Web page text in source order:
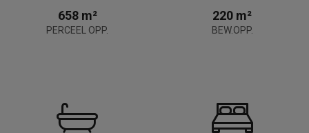
658 m²
PERCEEL OPP.
220 m²
BEW.OPP.